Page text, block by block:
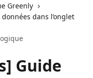
Greenly
dans l’onglet
Guide